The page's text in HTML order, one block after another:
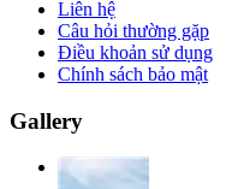
Liên hệ
Câu hỏi thường gặp
Điều khoản sử dụng
Chính sách bảo mật
Gallery